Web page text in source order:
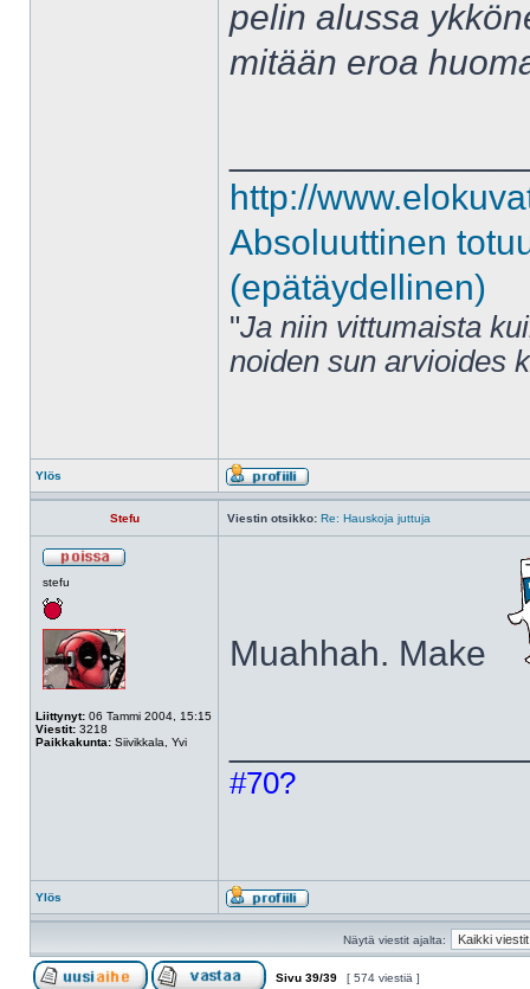
pelin alussa
mitään eroa
http://
Absoluuttinen
(epätäydellinen)
"Ja niin vittumaista
noiden sun arvioides
Ylös
Stefu Viestin otsikko: Re: Hauskoja juttuja
stefu
Liittynyt: 06 Tammi 2004, 15:15
Viestit: 3218
Paikkakunta: Siivikkala, Yvi
Muahhah. Make
#70?
Ylös
Näytä viestit ajalta:
Sivu 39/39 [ 574 viestiä ]